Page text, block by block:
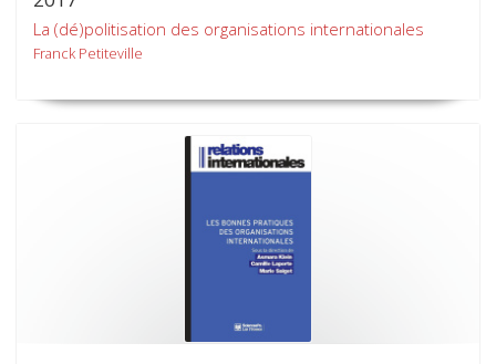
La (dé)politisation des organisations internationales
Franck Petiteville